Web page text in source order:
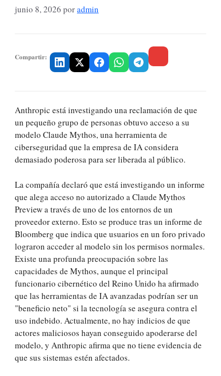
junio 8, 2026 poradmin
Compartir:
Anthropic está investigando una reclamación de que
un pequeño grupo de personas obtuvo acceso a su
modelo Claude Mythos, una herramienta de
ciberseguridad que la empresa de IA considera
demasiado poderosa para ser liberada al público.
La compañía declaró que está investigando un informe
que alega acceso no autorizado a Claude Mythos
Preview a través de uno de los entornos de un
proveedor externo. Esto se produce tras un informe de
Bloomberg que indica que usuarios en un foro privado
lograron acceder al modelo sin los permisos normales.
Existe una profunda preocupación sobre las
capacidades de Mythos, aunque el principal
funcionario cibernético del Reino Unido ha afirmado
que las herramientas de IA avanzadas podrían ser un
"beneficio neto" si la tecnología se asegura contra el
uso indebido. Actualmente, no hay indicios de que
actores maliciosos hayan conseguido apoderarse del
modelo, y Anthropic afirma que no tiene evidencia de
que sus sistemas estén afectados.